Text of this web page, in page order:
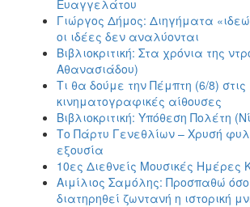
Ευαγγελάτου
Γιώργος Δήμος: Διηγήματα
οι ιδέες δεν αναλύονται
Βιβλιοκριτική: Στα χρόνια της
Αθανασιάδου)
Τι θα δούμε την Πέμπτη (6/8) στις
κινηματογραφικές αίθουσες
Βιβλιοκριτική: Υπόθεση Πολέτη
Το Πάρτυ Γενεθλίων – Χρυσή
εξουσία
10ες Διεθνείς Μουσικές
Αιμίλιος Σαμόλης: Προσπαθώ
διατηρηθεί ζωντανή η ιστορική